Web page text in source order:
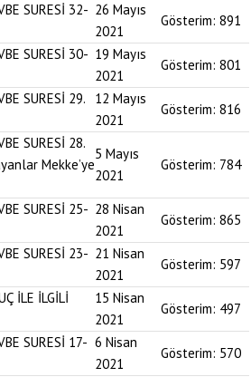
SURESİ 32- 26 Mayıs
2021
Gösterim: 891
SURESİ 30- 19 Mayıs
2021
Gösterim: 801
SURESİ 29.
12 Mayıs
2021
Gösterim: 816
SURESİ 28.
Mekke’ye
5 Mayıs
2021
Gösterim: 784
SURESİ 25- 28 Nisan
2021
Gösterim: 865
SURESİ 23- 21 Nisan
2021
Gösterim: 597
İLE İLGİLİ
15 Nisan
2021
Gösterim: 497
SURESİ 17- 6 Nisan
2021
Gösterim: 570